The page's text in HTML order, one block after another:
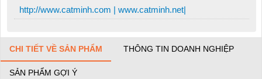
http://www.catminh.com | www.catminh.net|
CHI TIẾT VỀ SẢN PHẨM THÔNG TIN DOANH NGHIỆP
SẢN PHẨM GỢI Ý